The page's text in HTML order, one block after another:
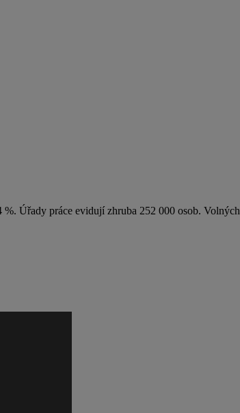
Úřady práce evidují zhruba 252 000 osob.